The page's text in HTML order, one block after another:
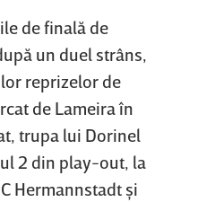
de finală de
un duel strâns,
reprizelor de
de Lameira în
trupa lui Dorinel
2 din play-out, la
Hermannstadt şi